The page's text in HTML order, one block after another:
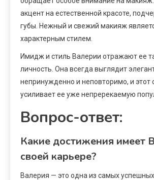
акцент на естественной красоте,
губы. Нежный и свежий макияж
характерным стилем.
Имидж и стиль Валерии отражают ее
личность. Она всегда выглядит
непринужденно и неповторимо, и этот
усиливает ее уже непререкаемую
Вопрос-ответ:
Какие достижения имеет
своей карьере?
Валерия — это одна из самых